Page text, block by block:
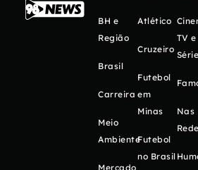
BH e
Região
Brasil
Carreira
Meio
Ambiente
Mercado
Atlético
Cruzeiro
Futebol
em
Minas
Futebol
no Brasil
TV e
Nas